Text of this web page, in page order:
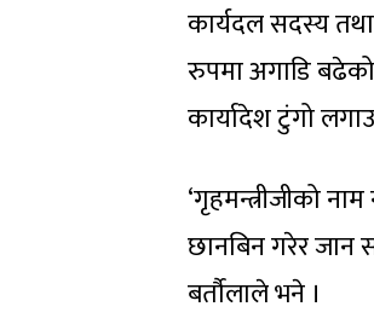
कार्यदल सदस्य
रुपमा अगाडि
कार्यादेश टुंगो
‘गृहमन्त्रीजीको
छानबिन गरेर जान
बर्तौलाले भने ।